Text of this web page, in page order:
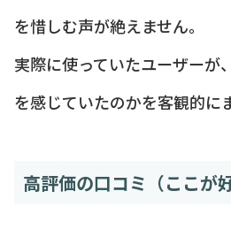
を惜しむ声が絶えません。
実際に使っていたユーザーが
を感じていたのかを客観的に
高評価の口コミ（ここが